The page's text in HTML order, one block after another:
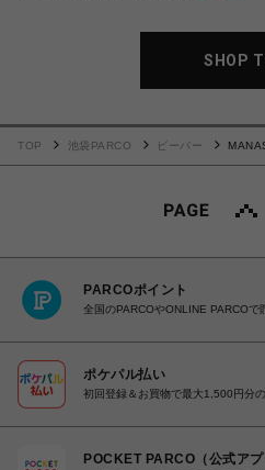
SHOP
TOP 池袋PARCO ビーバー
PARCOポイント
全国のPARCOやONLINE PARCOで
ポケパル払い
初回登録＆お買物で最大1,500円分
POCKET PARCO（公式アプ